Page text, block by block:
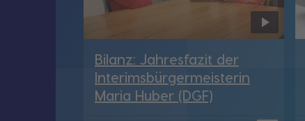
Bilanz: Jahresfazit der
Interimsbürgermeisterin
Maria Huber (DGF)